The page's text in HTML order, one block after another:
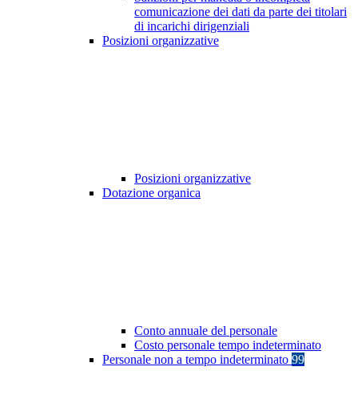
comunicazione dei dati da parte dei titolari
di incarichi dirigenziali
Posizioni organizzative
Posizioni organizzative
Dotazione organica
Conto annuale del personale
Costo personale tempo indeterminato
Personale non a tempo indeterminato 99